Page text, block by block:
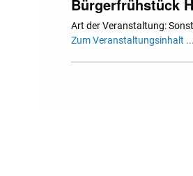
Bürgerfrühstück
Art der Veranstaltung:
Zum Veranstaltungsinhalt ...